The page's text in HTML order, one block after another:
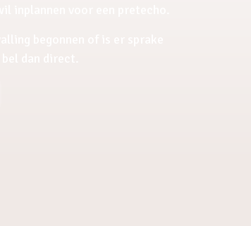
inplannen voor een pretecho.
begonnen of is er sprake